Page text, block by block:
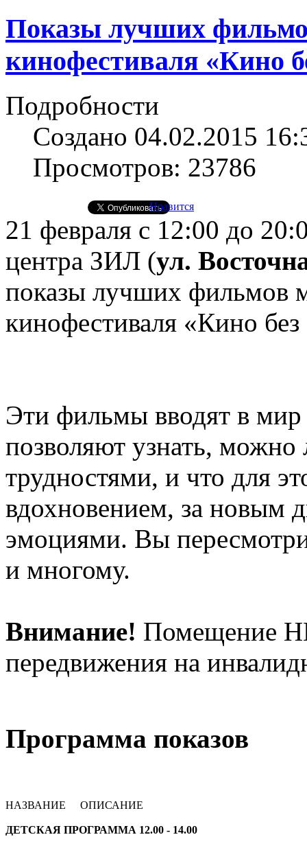
Показы лучших
кинофестиваля «Кино
Подробности
Создано 04.02.2015
Просмотров: 23786
Нравится
21 февраля с 12:00 до
центра ЗИЛ (ул.
показы лучших фильмов
кинофестиваля «Кино без
Эти фильмы вводят в
позволяют узнать,
трудностями, и что для
вдохновением, за новым
эмоциями. Вы
и многому.
Внимание! Помещение
передвижения на
Программа показов
НАЗВАНИЕ ОПИСАНИЕ
ДЕТСКАЯ ПРОГРАММА 12.00 - 14.00